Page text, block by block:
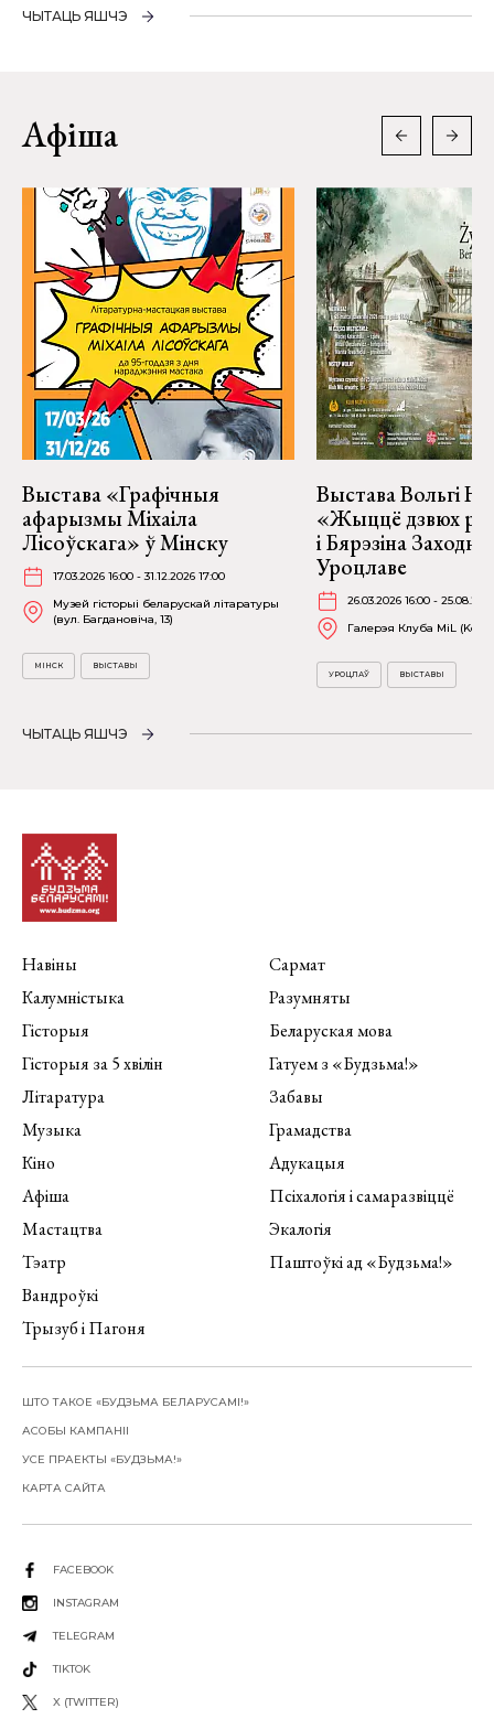
ЧЫТАЦЬ ЯШЧЭ
Афіша
Выстава «Графічныя
афарызмы Міхаіла
Лісоўскага» ў Мінску
17.03.2026 16:00 - 31.12.2026 17:00
Музей гісторыі беларускай літаратуры
(вул. Багдановіча, 13)
МІНСК ВЫСТАВЫ
Выстава Вольгі
«Жыццё дзвюх
і Бярэзіна
Уроцлаве
26.03.2026 16:00 -
Галерэя Клуба MiL
УРОЦЛАЎ ВЫСТАВЫ
ЧЫТАЦЬ ЯШЧЭ
Навіны
Калумністыка
Гісторыя
Гісторыя за 5 хвілін
Літаратура
Музыка
Кіно
Афіша
Мастацтва
Тэатр
Вандроўкі
Трызуб і Пагоня
Сармат
Разумняты
Беларуская мова
Гатуем з «Будзьма!»
Забавы
Грамадства
Адукацыя
Псіхалогія і самаразвіццё
Экалогія
Паштоўкі ад «Будзьма!»
ШТО ТАКОЕ «БУДЗЬМА БЕЛАРУСАМІ!»
АСОБЫ КАМПАНІІ
УСЕ ПРАЕКТЫ «БУДЗЬМА!»
КАРТА САЙТА
FACEBOOK
INSTAGRAM
TELEGRAM
TIKTOK
X (TWITTER)